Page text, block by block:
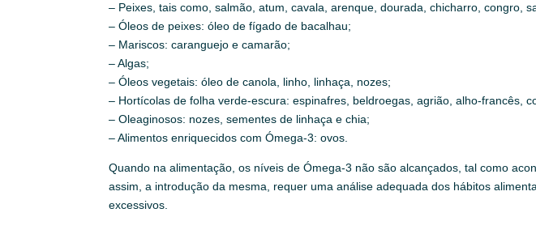
– Peixes, tais como, salmão, atum, cavala, arenque, dourada, chicharro, congro,
– Óleos de peixes: óleo de fígado de bacalhau;
– Mariscos: caranguejo e camarão;
– Algas;
– Óleos vegetais: óleo de canola, linho, linhaça, nozes;
– Hortícolas de folha verde-escura: espinafres, beldroegas, agrião, alho-francês,
– Oleaginosos: nozes, sementes de linhaça e chia;
– Alimentos enriquecidos com Ómega-3: ovos.
Quando na alimentação, os níveis de Ómega-3 não são alcançados, tal como
assim, a introdução da mesma, requer uma análise adequada dos hábitos
excessivos.